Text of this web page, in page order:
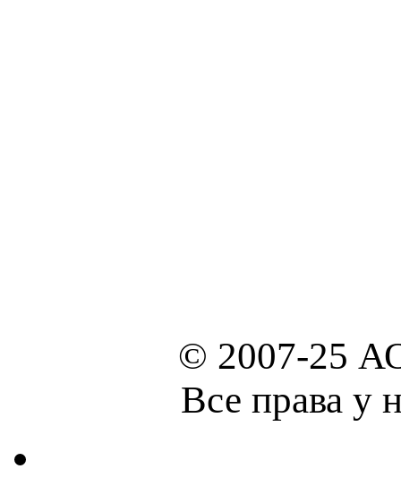
© 2007-25
Все права у